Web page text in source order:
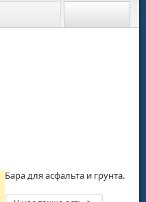
Бара для асфальта и грунта.